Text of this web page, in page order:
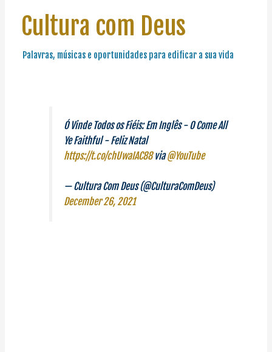
Cultura com Deus
Palavras, músicas e oportunidades para edificar a sua vida
Ó Vinde Todos os Fiéis: Em Inglês - O Come All
Ye Faithful - Feliz Natal
https://t.co/chUwaIAC88via@YouTube
— Cultura Com Deus (@CulturaComDeus)
December 26, 2021